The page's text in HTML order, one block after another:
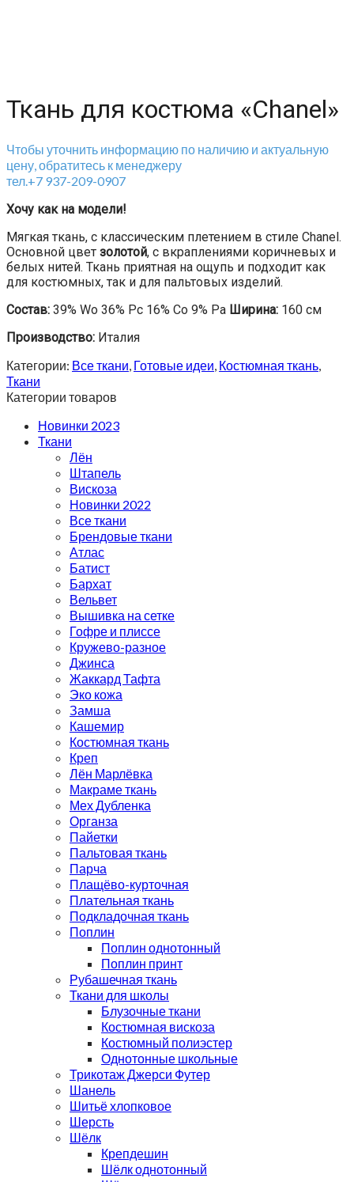
Ткань для костюма «Chanel»
Чтобы уточнить информацию по наличию и актуальную
цену, обратитесь к менеджеру
тел.+7 937-209-0907
Хочу как на модели!
Мягкая ткань, с классическим плетением в стиле Chanel.
Основной цвет золотой, с вкраплениями коричневых и
белых нитей. Ткань приятная на ощупь и подходит как
для костюмных, так и для пальтовых изделий.
Состав: 39% Wo 36% Pc 16% Co 9% Pa Ширина: 160 см
Производство: Италия
Категории: Все ткани, Готовые идеи, Костюмная ткань,
Ткани
Категории товаров
Новинки 2023
Ткани
Лён
Штапель
Вискоза
Новинки 2022
Все ткани
Брендовые ткани
Атлас
Батист
Бархат
Вельвет
Вышивка на сетке
Гофре и плиссе
Кружево-разное
Джинса
Жаккард Тафта
Эко кожа
Замша
Кашемир
Костюмная ткань
Креп
Лён Марлёвка
Макраме ткань
Мех Дубленка
Органза
Пайетки
Пальтовая ткань
Парча
Плащёво-курточная
Плательная ткань
Подкладочная ткань
Поплин
Поплин однотонный
Поплин принт
Рубашечная ткань
Ткани для школы
Блузочные ткани
Костюмная вискоза
Костюмный полиэстер
Однотонные школьные
Трикотаж Джерси Футер
Шанель
Шитьё хлопковое
Шерсть
Шёлк
Крепдешин
Шёлк однотонный